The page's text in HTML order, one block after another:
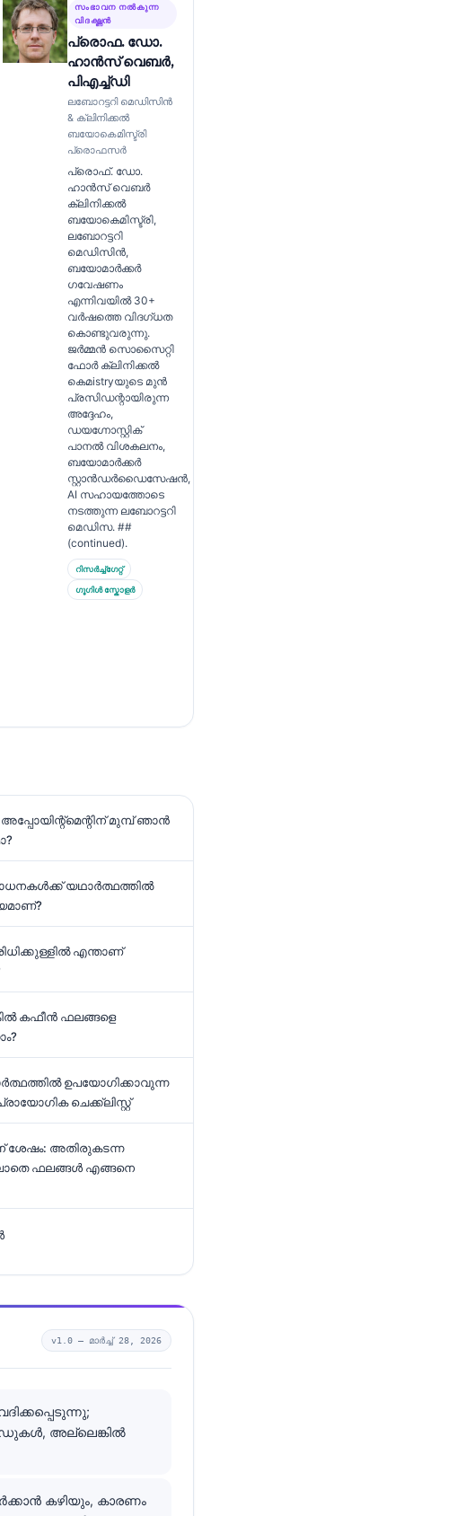
സംഭാവന നൽകുന്ന
വിദഗ്ദ്ധൻ
പ്രൊഫ. ഡോ.
ഹാൻസ് വെബർ,
പിഎച്ച്ഡി
ലബോറട്ടറി മെഡിസിൻ
& ക്ലിനിക്കൽ
ബയോകെമിസ്ട്രി
പ്രൊഫസർ
പ്രൊഫ്. ഡോ.
ഹാൻസ് വെബർ
ക്ലിനിക്കൽ
ബയോകെമിസ്ട്രി,
ലബോറട്ടറി
മെഡിസിൻ,
ബയോമാർക്കർ
ഗവേഷണം
എന്നിവയിൽ 30+
വർഷത്തെ വിദഗ്ധത
കൊണ്ടുവരുന്നു.
ജർമ്മൻ സൊസൈറ്റി
ഫോർ ക്ലിനിക്കൽ
കെമistryയുടെ മുൻ
പ്രസിഡന്റായിരുന്ന
അദ്ദേഹം,
ഡയഗ്നോസ്റ്റിക്
പാനൽ വിശകലനം,
ബയോമാർക്കർ
സ്റ്റാൻഡർഡൈസേഷൻ,
AI സഹായത്തോടെ
നടത്തുന്ന ലബോറട്ടറി
മെഡിസ. ##
(continued).
റിസർച്ച്ഗേറ്റ്
ഗൂഗിൾ സ്കോളർ
മുമ്പ് ഞാൻ
യഥാർത്ഥത്തിൽ
എന്താണ്
കഫീൻ ഫലങ്ങളെ
ഉപയോഗിക്കാവുന്ന
ചെക്ക്ലിസ്റ്റ്
ശേഷം: അതിരുകടന്ന
ഫലങ്ങൾ എങ്ങനെ
v1.0 — മാർച്ച്‌ 28, 2026
അല്ലെങ്കിൽ
കഴിയും, കാരണം